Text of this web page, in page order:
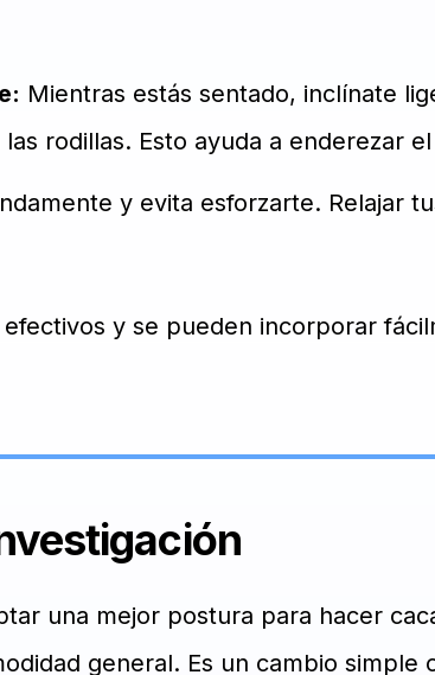
Mientras estás sentado, inclínate
rodillas. Esto ayuda a enderezar
y evita esforzarte. Relajar
efectivos y se pueden incorporar
una mejor postura para hacer
general. Es un cambio simple